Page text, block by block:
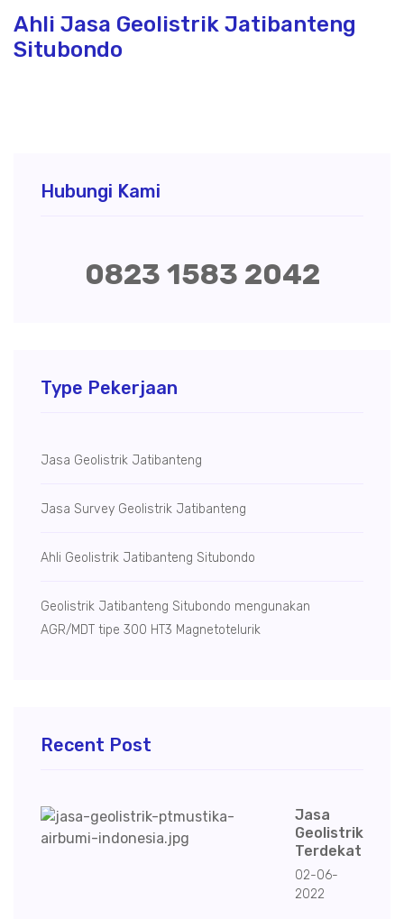
Ahli Jasa Geolistrik Jatibanteng
Situbondo
Hubungi Kami
0823 1583 2042
Type Pekerjaan
Jasa Geolistrik Jatibanteng
Jasa Survey Geolistrik Jatibanteng
Ahli Geolistrik Jatibanteng Situbondo
Geolistrik Jatibanteng Situbondo mengunakan
AGR/MDT tipe 300 HT3 Magnetotelurik
Recent Post
Jasa
Geolistrik
Terdekat
02-06-
2022